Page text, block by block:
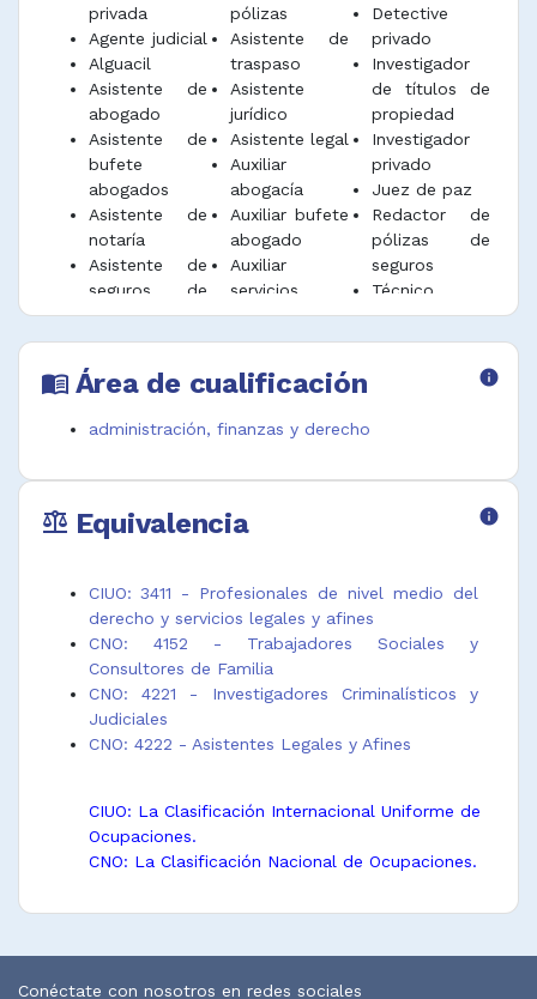
privada
Agente judicial
Alguacil
Asistente de
abogado
Asistente de
bufete
abogados
Asistente de
notaría
Asistente de
seguros de
pago de
siniestros
pólizas
Asistente de
traspaso
Asistente
jurídico
Asistente legal
Auxiliar
abogacía
Auxiliar bufete
abogado
Auxiliar
servicios
jurídicos
Dependiente
Detective
privado
Investigador
de títulos de
propiedad
Investigador
privado
Juez de paz
Redactor de
pólizas de
seguros
Técnico
judicial
Tinterillo
menu_book Área de cualificación info
administración, finanzas y derecho
balance Equivalencia info
CIUO: 3411 - Profesionales de nivel medio del
derecho y servicios legales y afines
CNO: 4152 - Trabajadores Sociales y
Consultores de Familia
CNO: 4221 - Investigadores Criminalísticos y
Judiciales
CNO: 4222 - Asistentes Legales y Afines
CIUO: La Clasificación Internacional Uniforme de
Ocupaciones.
CNO: La Clasificación Nacional de Ocupaciones.
Conéctate con nosotros en redes sociales